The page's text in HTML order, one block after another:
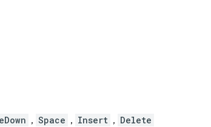
, Space , Insert , Delete